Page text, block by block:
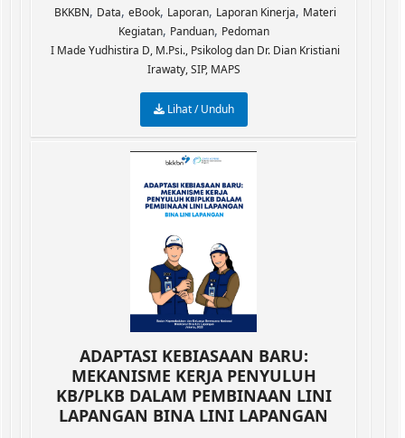
BKKBN, Data, eBook, Laporan, Laporan Kinerja, Materi
Kegiatan, Panduan, Pedoman
I Made Yudhistira D, M.Psi., Psikolog dan Dr. Dian Kristiani
Irawaty, SIP, MAPS
Lihat / Unduh
ADAPTASI KEBIASAAN BARU:
MEKANISME KERJA PENYULUH
KB/PLKB DALAM PEMBINAAN LINI
LAPANGAN BINA LINI LAPANGAN